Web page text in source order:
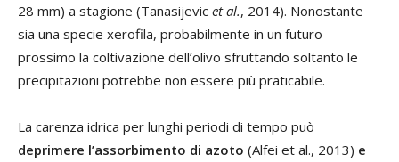
28 mm) a stagione (Tanasijevic et al., 2014). Nonostante
sia una specie xerofila, probabilmente in un futuro
prossimo la coltivazione dell’olivo sfruttando soltanto le
precipitazioni potrebbe non essere più praticabile.
La carenza idrica per lunghi periodi di tempo può
deprimere l’assorbimento di azoto (Alfei et al., 2013) e